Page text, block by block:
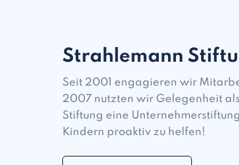
Strahlemann
Seit 2001 engagieren wir
2007 nutzten wir Gelegenheit
Stiftung eine
Kindern proaktiv zu helfen!